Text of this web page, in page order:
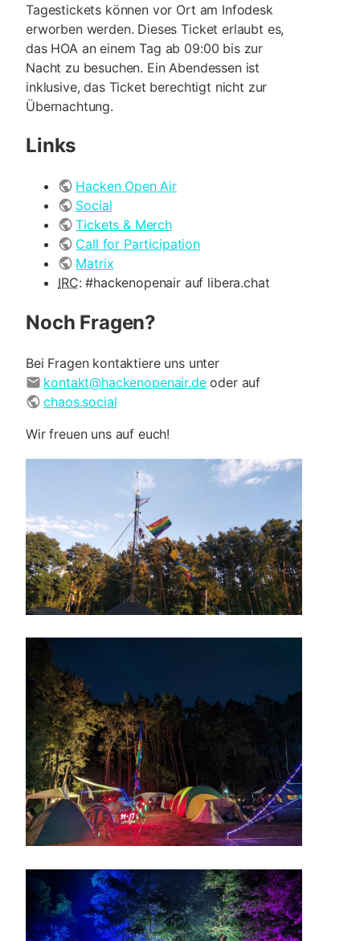
Tagestickets können vor Ort am Infodesk
erworben werden. Dieses Ticket erlaubt es,
das HOA an einem Tag ab 09:00 bis zur
Nacht zu besuchen. Ein Abendessen ist
inklusive, das Ticket berechtigt nicht zur
Übernachtung.
Links
Hacken Open Air
Social
Tickets & Merch
Call for Participation
Matrix
IRC: #hackenopenair auf libera.chat
Noch Fragen?
Bei Fragen kontaktiere uns unter
kontakt@hackenopenair.deoder auf
chaos.social
Wir freuen uns auf euch!